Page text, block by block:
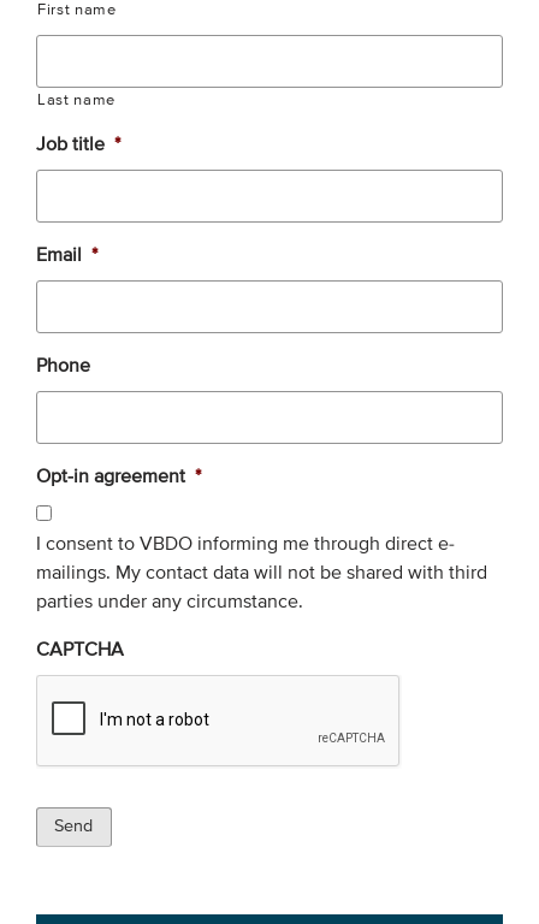
Team
Partners & netwerken
WAT WE DOEN
Engagement
Kennisdeling
First name
Last name
Job title *
Email *
Phone
Opt-in agreement *
I consent to VBDO informing me through direct e-
mailings. My contact data will not be shared with third
parties under any circumstance.
CAPTCHA
Send